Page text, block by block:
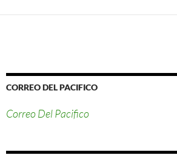
CORREO DEL PACIFICO
Correo Del Pacifico